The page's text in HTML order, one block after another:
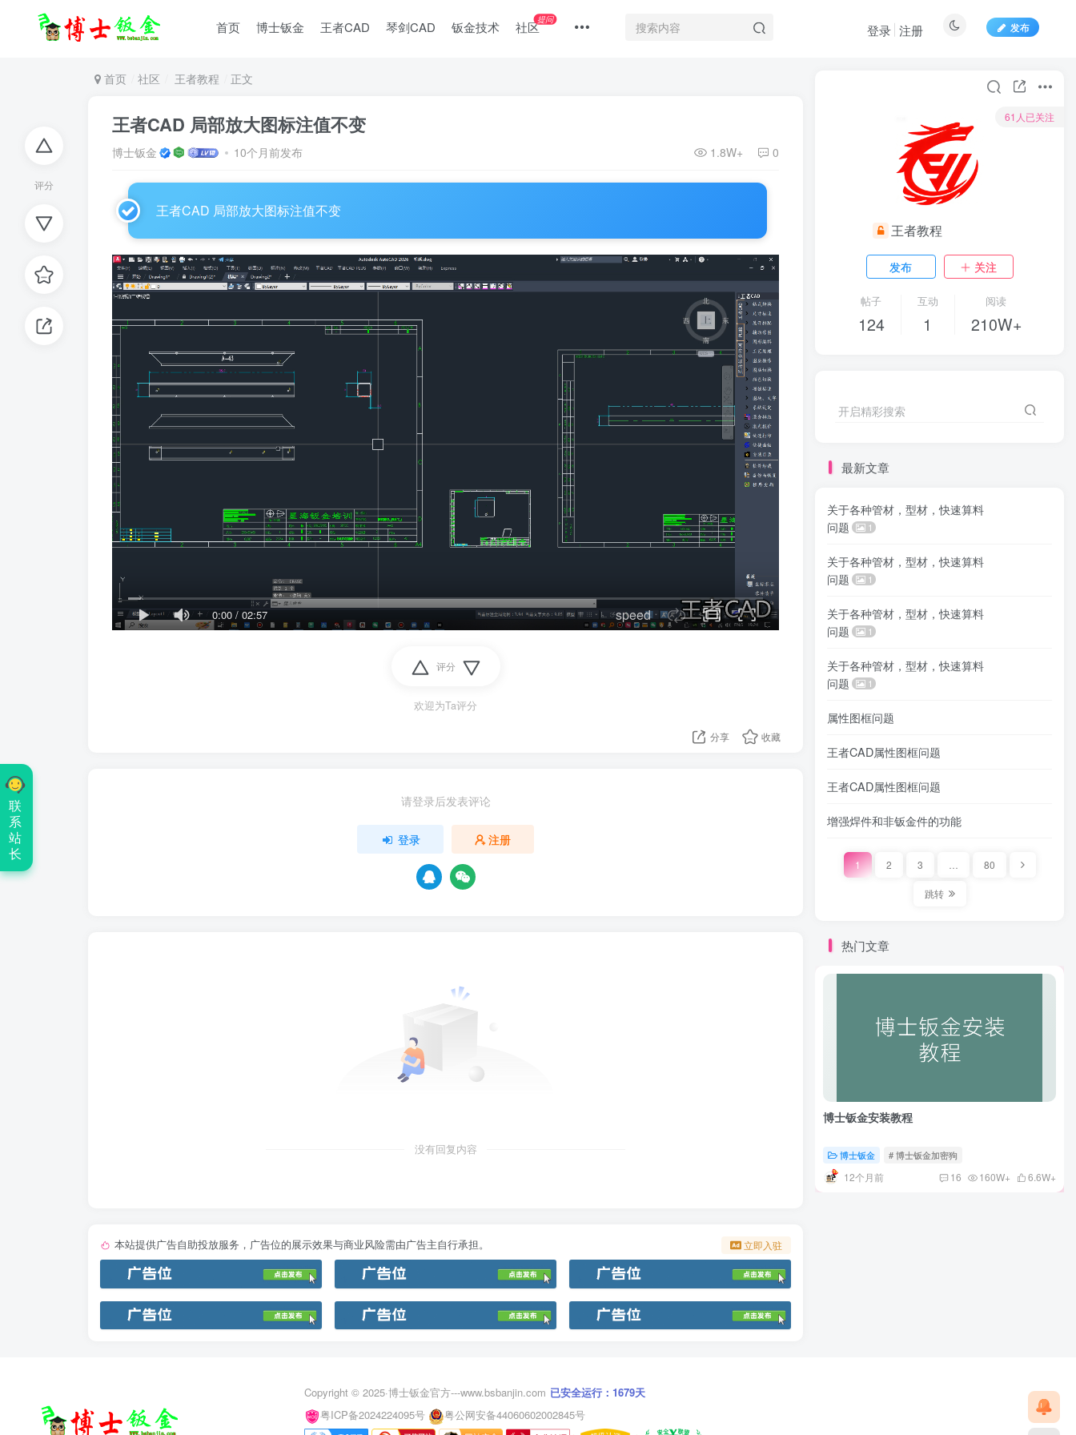
首页 博士钣金 王者CAD 琴剑CAD 钣金技术 社区提问
发布
登录 注册
评分
首页 社区 王者教程 正文
王者CAD 局部放大图标注值不变
博士钣金 10个月前发布 1.8W+ 0
王者CAD 局部放大图标注值不变
0:00/02:57 speed
评分
欢迎为Ta评分
分享 收藏
请登录后发表评论
登录 注册
没有回复内容
本站提供广告自助投放服务，广告位的展示效果与商业风险需由广告主自行承担。 立即入驻
61人已关注
王者教程
发布 关注
帖子
124
互动
1
阅读
210W+
开启精彩搜索
最新文章
关于各种管材，型材，快速算料
问题
1
关于各种管材，型材，快速算料
问题
1
关于各种管材，型材，快速算料
问题
1
关于各种管材，型材，快速算料
问题
1
属性图框问题
王者CAD属性图框问题
王者CAD属性图框问题
增强焊件和非钣金件的功能
1 2 3 80
跳转
热门文章
博士钣金安装教程
博士钣金 # 博士钣金加密狗
12个月前 16 160W+ 6.6W+
Copyright © 2025·博士钣金官方---www.bsbanjin.com 已安全运行：1679天
粤ICP备2024224095号
粤公网安备44060602002845号
联
系
站
长